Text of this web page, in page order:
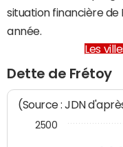
situation financière de
année.
Les
Dette de Frétoy
(Source : JDN
2500